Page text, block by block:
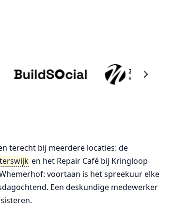
terecht bij meerdere locaties: de
en het Repair Café bij Kringloop
voortaan is het spreekuur elke
Een deskundige medewerker